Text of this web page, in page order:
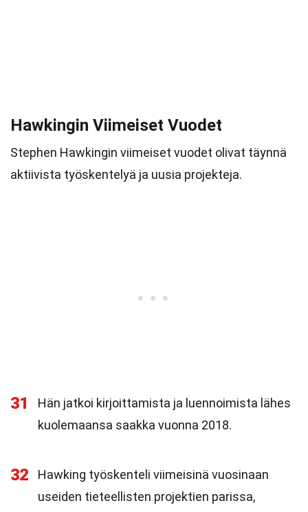
Hawkingin Viimeiset Vuodet
Stephen Hawkingin viimeiset vuodet olivat täynnä
aktiivista työskentelyä ja uusia projekteja.
31
Hän jatkoi kirjoittamista ja luennoimista lähes
kuolemaansa saakka vuonna 2018.
32
Hawking työskenteli viimeisinä vuosinaan
useiden tieteellisten projektien parissa,